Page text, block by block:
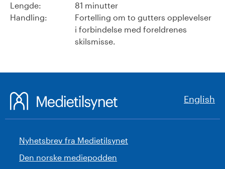
Lengde:
81 minutter
Handling:
Fortelling om to gutters opplevelser
i forbindelse med foreldrenes
skilsmisse.
English
Nyhetsbrev fra Medietilsynet
Den norske mediepodden